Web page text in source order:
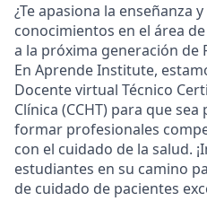
¿Te apasiona la enseñanza
conocimientos en el área
a la próxima generación de
En Aprende Institute,
Docente virtual Técnico
Clínica (CCHT) para que
formar profesionales
con el cuidado de la salud.
estudiantes en su camino
de cuidado de pacientes